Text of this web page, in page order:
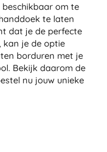
om te
te laten
dat je de perfecte
kan je de optie
borduren met je
Bekijk daarom de
nu jouw unieke